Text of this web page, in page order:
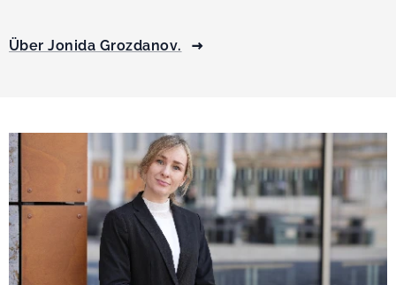
Über Jonida Grozdanov.